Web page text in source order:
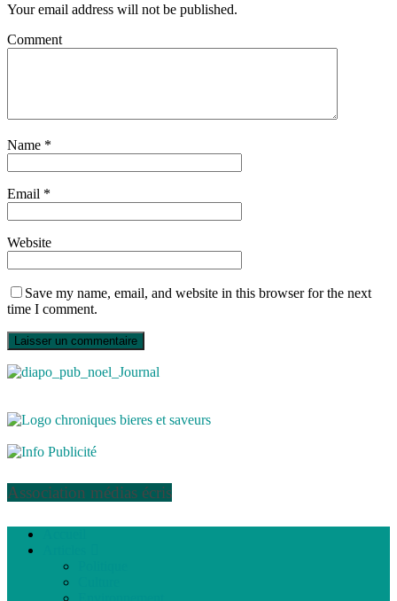
Your email address will not be published.
Comment
Name *
Email *
Website
Save my name, email, and website in this browser for the next
time I comment.
Association médias écris